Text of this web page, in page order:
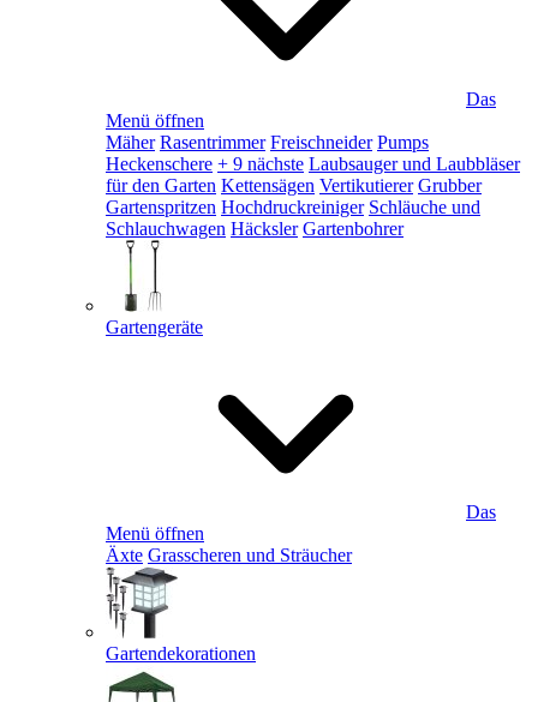
Das
Menü öffnen
Mäher Rasentrimmer Freischneider Pumps
Heckenschere + 9 nächste Laubsauger und Laubbläser
für den Garten Kettensägen Vertikutierer Grubber
Gartenspritzen Hochdruckreiniger Schläuche und
Schlauchwagen Häcksler Gartenbohrer
Gartengeräte
Das
Menü öffnen
Äxte Grasscheren und Sträucher
Gartendekorationen